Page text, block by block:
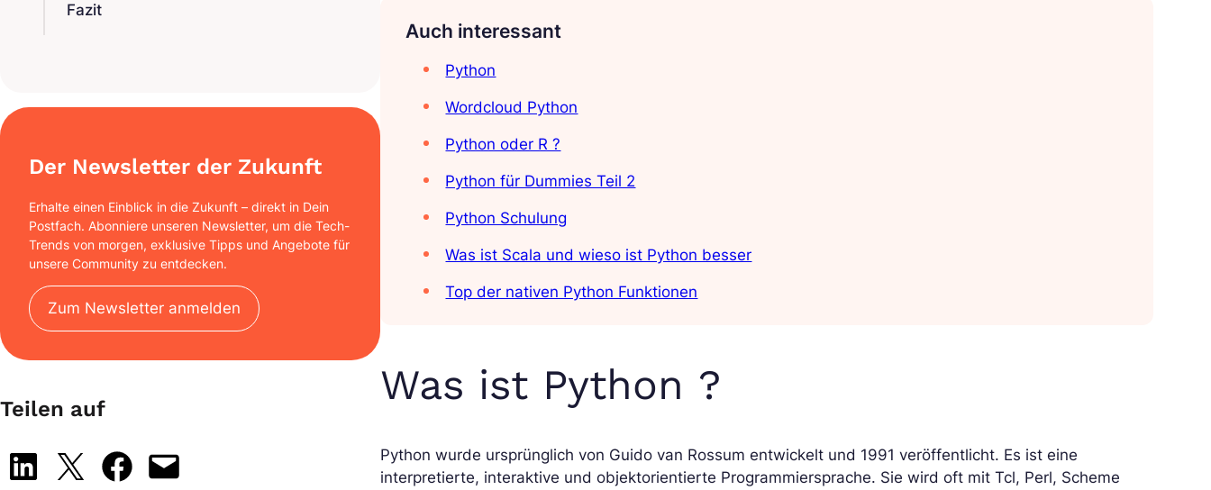
Fazit
Der Newsletter der Zukunft
Erhalte einen Einblick in die Zukunft – direkt in Dein
Postfach. Abonniere unseren Newsletter, um die Tech-
Trends von morgen, exklusive Tipps und Angebote für
unsere Community zu entdecken.
Zum Newsletter anmelden
Teilen auf
Share on LinkedIn
Share on X Share on Facebook
Email this Page
Auch interessant
Python
Wordcloud Python
Python oder R ?
Python für Dummies Teil 2
Python Schulung
Was ist Scala und wieso ist Python besser
Top der nativen Python Funktionen
Was ist Python ?
Python wurde ursprünglich von Guido van Rossum entwickelt und 1991 veröffentlicht. Es ist eine
interpretierte, interaktive und objektorientierte Programmiersprache. Sie wird oft mit Tcl, Perl, Scheme